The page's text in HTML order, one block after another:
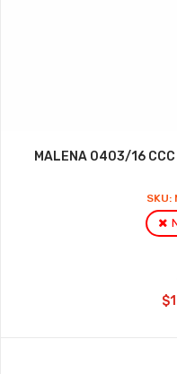
MALENA 0403/16 CCC
SKU: